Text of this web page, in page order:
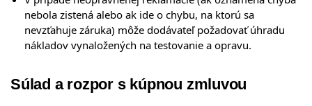
nebola zistená alebo ak ide o chybu, na ktorú sa
nevzťahuje záruka) môže dodávateľ požadovať úhradu
nákladov vynaložených na testovanie a opravu.
Súlad a rozpor s kúpnou zmluvou